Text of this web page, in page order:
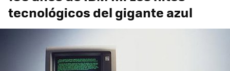
tecnológicos del gigante azul